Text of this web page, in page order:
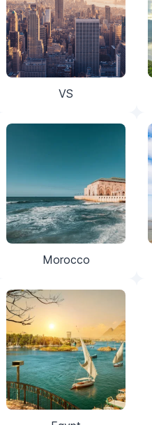
VS
Morocco